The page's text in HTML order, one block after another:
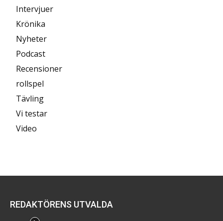
Intervjuer
Krönika
Nyheter
Podcast
Recensioner
rollspel
Tävling
Vi testar
Video
REDAKTÖRENS UTVALDA